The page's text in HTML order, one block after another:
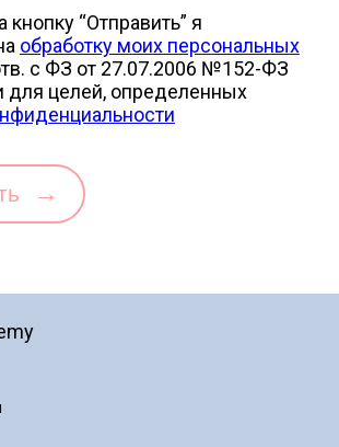
“Отправить” я
обработку моих персональных
с ФЗ от 27.07.2006 №152-ФЗ
для целей, определенных
→